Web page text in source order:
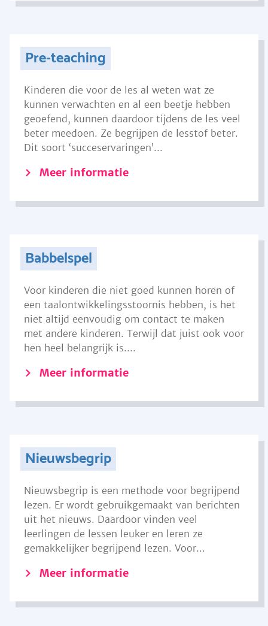
Pre-teaching
Kinderen die voor de les al weten wat ze
kunnen verwachten en al een beetje hebben
geoefend, kunnen daardoor tijdens de les veel
beter meedoen. Ze begrijpen de lesstof beter.
Dit soort ‘succeservaringen’...
Meer informatie
Babbelspel
Voor kinderen die niet goed kunnen horen of
een taalontwikkelingsstoornis hebben, is het
niet altijd eenvoudig om contact te maken
met andere kinderen. Terwijl dat juist ook voor
hen heel belangrijk is....
Meer informatie
Nieuwsbegrip
Nieuwsbegrip is een methode voor begrijpend
lezen. Er wordt gebruikgemaakt van berichten
uit het nieuws. Daardoor vinden veel
leerlingen de lessen leuker en leren ze
gemakkelijker begrijpend lezen. Voor...
Meer informatie